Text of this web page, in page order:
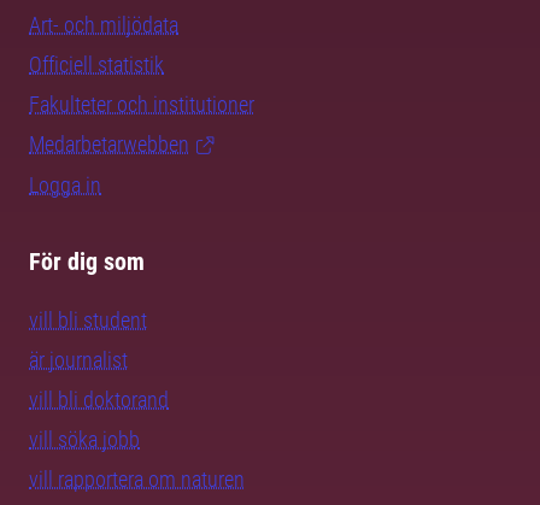
Art- och miljödata
Officiell statistik
Fakulteter och institutioner
Medarbetarwebben
Logga in
För dig som
vill bli student
är journalist
vill bli doktorand
vill söka jobb
vill rapportera om naturen